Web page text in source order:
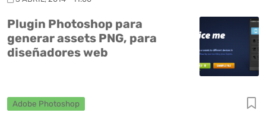
Plugin Photoshop para
generar assets PNG, para
diseñadores web
Adobe Photoshop